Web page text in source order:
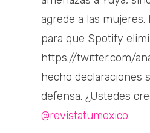
agrede a las
para que Spotify
https://twitter.com/
hecho declaraciones
defensa. ¿Ustedes
@revistatumexico